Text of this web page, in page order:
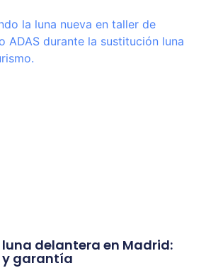
delantera en Madrid:
y garantía